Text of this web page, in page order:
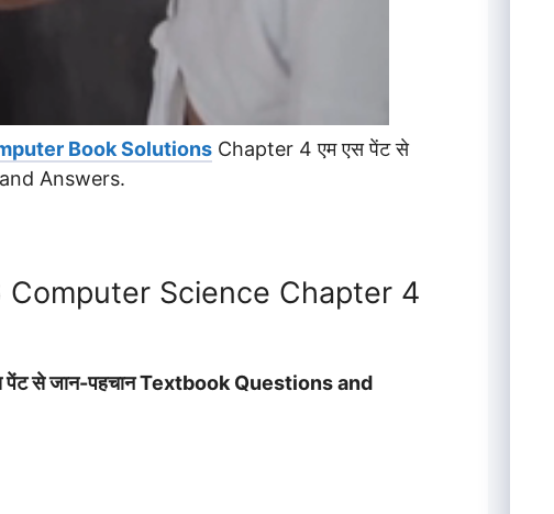
Book Solutions Chapter 4 एम एस पेंट से
Answers.
Computer Science Chapter 4
से जान-पहचान Textbook Questions and